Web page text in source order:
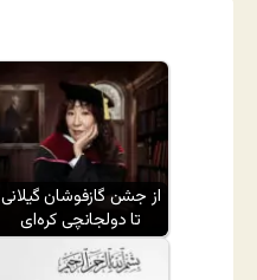
از جشن گازفوشان گیلانی
تا دولجانچی کره‌ای